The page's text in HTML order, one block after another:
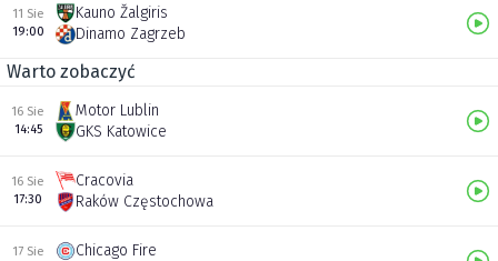
11 Sie
19:00
Kauno Žalgiris
Dinamo Zagrzeb
Warto zobaczyć
16 Sie
14:45
Motor Lublin
GKS Katowice
16 Sie
17:30
Cracovia
Raków Częstochowa
17 Sie
Chicago Fire